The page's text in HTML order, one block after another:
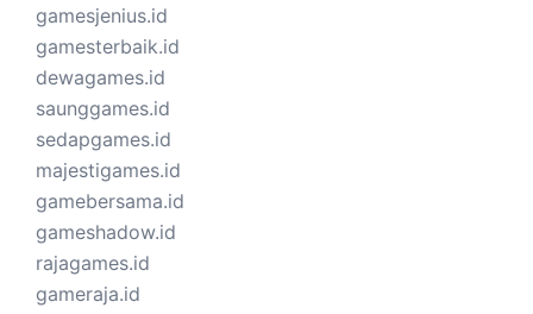
gamesjenius.id
gamesterbaik.id
dewagames.id
saunggames.id
sedapgames.id
majestigames.id
gamebersama.id
gameshadow.id
rajagames.id
gameraja.id